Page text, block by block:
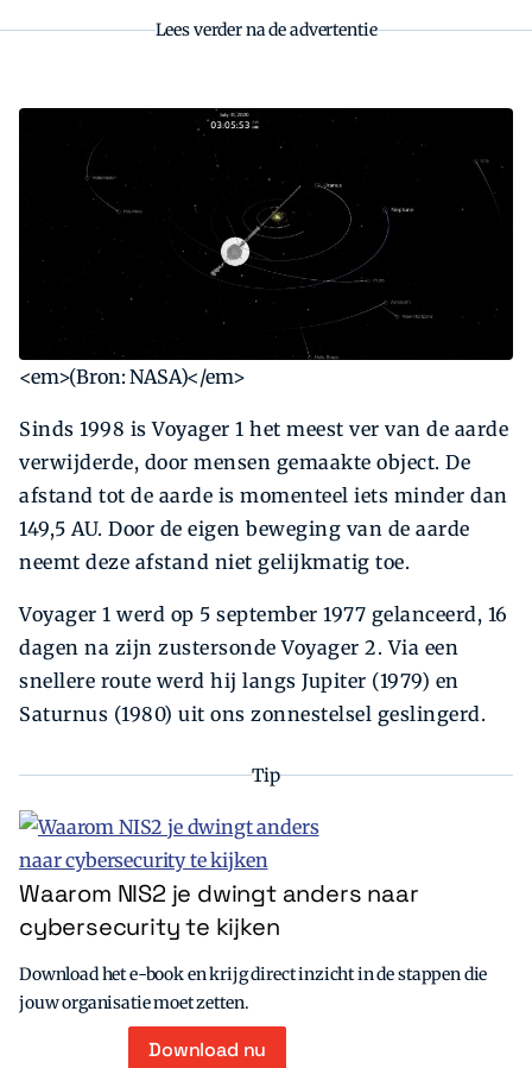
Lees verder na de advertentie
<em>(Bron: NASA)</em>
Sinds 1998 is Voyager 1 het meest ver van de aarde
verwijderde, door mensen gemaakte object. De
afstand tot de aarde is momenteel iets minder dan
149,5 AU. Door de eigen beweging van de aarde
neemt deze afstand niet gelijkmatig toe.
Voyager 1 werd op 5 september 1977 gelanceerd, 16
dagen na zijn zustersonde Voyager 2. Via een
snellere route werd hij langs Jupiter (1979) en
Saturnus (1980) uit ons zonnestelsel geslingerd.
Tip
Waarom NIS2 je dwingt anders naar
cybersecurity te kijken
Download het e-book en krijg direct inzicht in de stappen die
jouw organisatie moet zetten.
Download nu